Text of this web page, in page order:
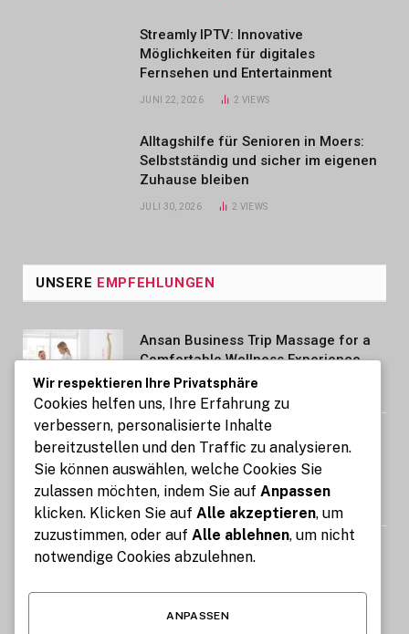
Streamly IPTV: Innovative
Möglichkeiten für digitales
Fernsehen und Entertainment
JUNI 22, 2026 2 VIEWS
Alltagshilfe für Senioren in Moers:
Selbstständig und sicher im eigenen
Zuhause bleiben
JULI 30, 2026 2 VIEWS
UNSERE EMPFEHLUNGEN
Ansan Business Trip Massage for a
Comfortable Wellness Experience
AUGUST 7, 2026
Kennzeichen express: So gelingt die
Kfz-Zulassung in nur 15 Minuten
online
AUGUST 7, 2026
Image Compressor: Reduce Image
Wir respektieren Ihre Privatsphäre
Cookies helfen uns, Ihre Erfahrung zu
verbessern, personalisierte Inhalte
bereitzustellen und den Traffic zu analysieren.
Sie können auswählen, welche Cookies Sie
zulassen möchten, indem Sie auf Anpassen
klicken. Klicken Sie auf Alle akzeptieren, um
zuzustimmen, oder auf Alle ablehnen, um nicht
notwendige Cookies abzulehnen.
ANPASSEN